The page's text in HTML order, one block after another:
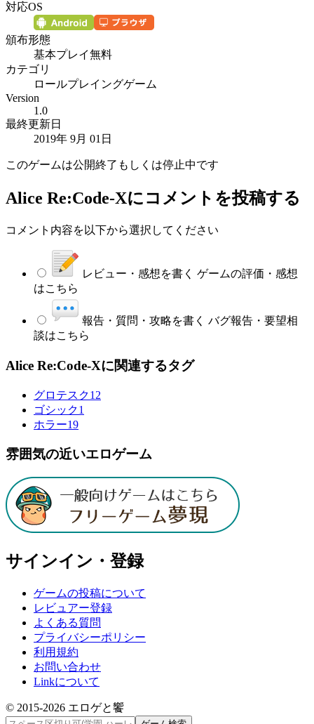
対応OS
頒布形態
基本プレイ無料
カテゴリ
ロールプレイングゲーム
Version
1.0
最終更新日
2019年 9月 01日
このゲームは公開終了もしくは停止中です
Alice Re:Code-Xにコメントを投稿する
コメント内容を以下から選択してください
レビュー・感想を書く ゲームの評価・感想
はこちら
報告・質問・攻略を書く バグ報告・要望相
談はこちら
Alice Re:Code-Xに関連するタグ
グロテスク12
ゴシック1
ホラー19
雰囲気の近いエロゲーム
サインイン・登録
ゲームの投稿について
レビュアー登録
よくある質問
プライバシーポリシー
利用規約
お問い合わせ
Linkについて
© 2015-2026 エロゲと饗